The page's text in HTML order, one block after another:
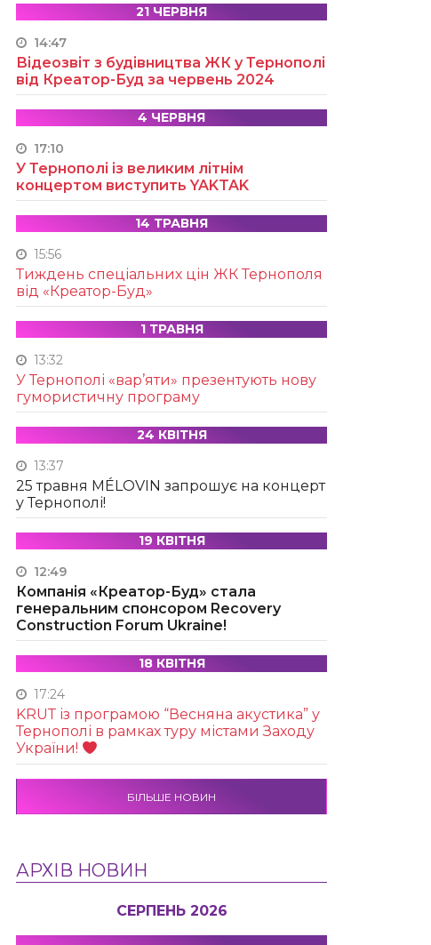
21 ЧЕРВНЯ
14:47
Відеозвіт з будівництва ЖК у Тернополі
від Креатор-Буд за червень 2024
4 ЧЕРВНЯ
17:10
У Тернополі із великим літнім
концертом виступить YAKTAK
14 ТРАВНЯ
15:56
Тиждень спеціальних цін ЖК Тернополя
від «Креатор-Буд»
1 ТРАВНЯ
13:32
У Тернополі «вар’яти» презентують нову
гумористичну програму
24 КВІТНЯ
13:37
25 травня MÉLOVIN запрошує на концерт
у Тернополі!
19 КВІТНЯ
12:49
Компанія «Креатор-Буд» стала
генеральним спонсором Recovery
Construction Forum Ukraine!
18 КВІТНЯ
17:24
KRUТ із програмою “Весняна акустика” у
Тернополі в рамках туру містами Заходу
України!
БІЛЬШЕ НОВИН
АРХІВ НОВИН
СЕРПЕНЬ 2026